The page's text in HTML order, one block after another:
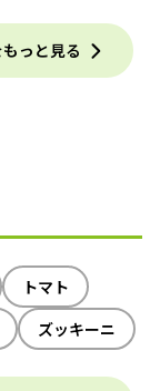
っと見る
トマト
ズッキーニ